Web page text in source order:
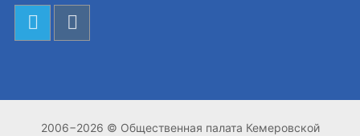
2006−2026 © Общественная палата Кемеровской